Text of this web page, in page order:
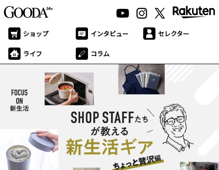
ショップ インタビュー セレクター
ライフ コラム